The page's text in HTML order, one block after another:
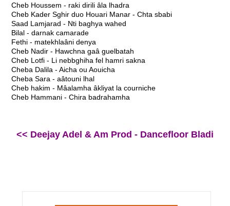
Cheb Houssem - raki dirili âla lhadra
Cheb Kader Sghir duo Houari Manar - Chta sbabi
Saad Lamjarad - Nti baghya wahed
Bilal - darnak camarade
Fethi - matekhlaâni denya
Cheb Nadir - Hawchna gaâ guelbatah
Cheb Lotfi - Li nebbghiha fel hamri sakna
Cheba Dalila - Aicha ou Aouicha
Cheba Sara - aâtouni lhal
Cheb hakim - Mâalamha âkliyat la courniche
Cheb Hammani - Chira badrahamha
<< Deejay Adel & Am Prod - Dancefloor Bladi